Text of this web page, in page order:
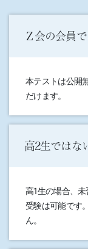
Ｚ会の会員
本テストは公開
だけます。
高2生ではな
高1生の場合、未
受験は可能です
ん。